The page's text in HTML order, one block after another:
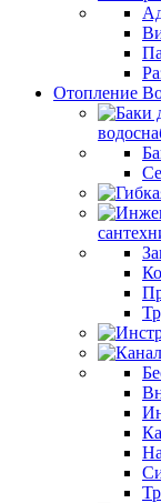
Отопление